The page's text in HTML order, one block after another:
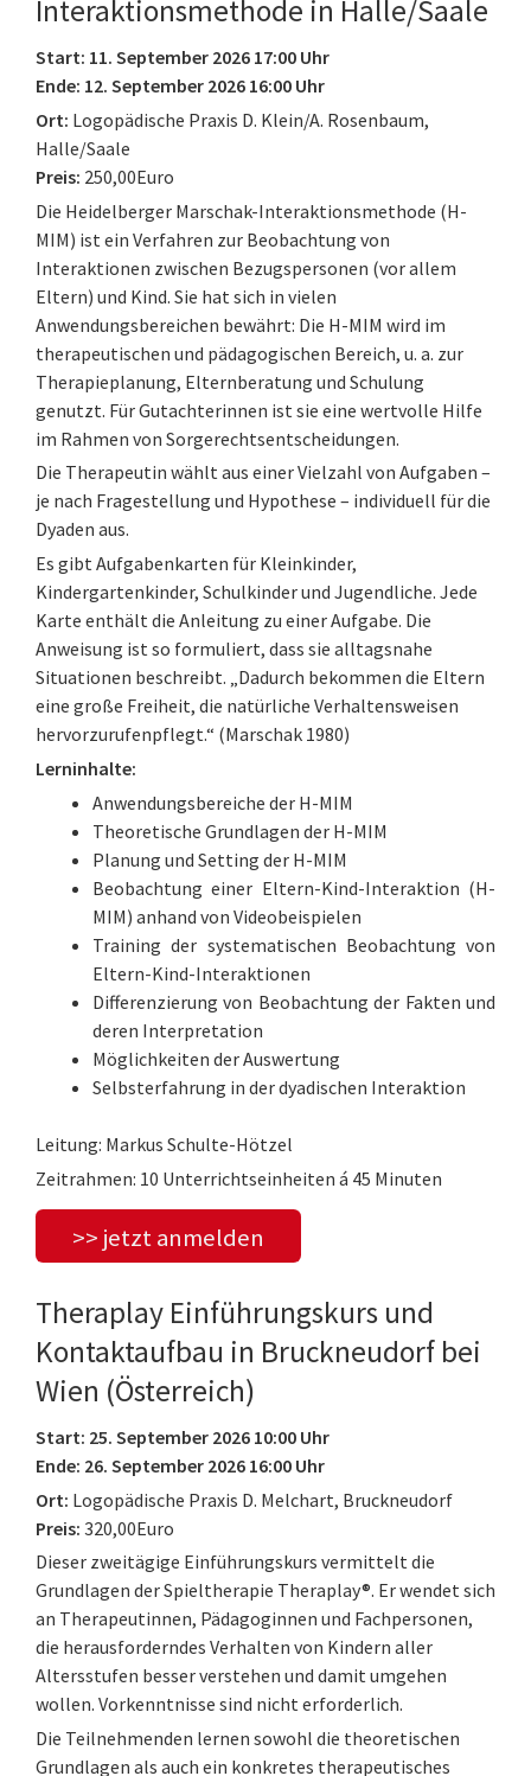
Interaktionsmethode in Halle/Saale
Start: 11. September 2026 17:00 Uhr
Ende: 12. September 2026 16:00 Uhr
Ort: Logopädische Praxis D. Klein/A. Rosenbaum,
Halle/Saale
Preis: 250,00Euro
Die Heidelberger Marschak-Interaktionsmethode (H-
MIM) ist ein Verfahren zur Beobachtung von
Interaktionen zwischen Bezugspersonen (vor allem
Eltern) und Kind. Sie hat sich in vielen
Anwendungsbereichen bewährt: Die H-MIM wird im
therapeutischen und pädagogischen Bereich, u. a. zur
Therapieplanung, Elternberatung und Schulung
genutzt. Für Gutachterinnen ist sie eine wertvolle Hilfe
im Rahmen von Sorgerechtsentscheidungen.
Die Therapeutin wählt aus einer Vielzahl von Aufgaben –
je nach Fragestellung und Hypothese – individuell für die
Dyaden aus.
Es gibt Aufgabenkarten für Kleinkinder,
Kindergartenkinder, Schulkinder und Jugendliche. Jede
Karte enthält die Anleitung zu einer Aufgabe. Die
Anweisung ist so formuliert, dass sie alltagsnahe
Situationen beschreibt. „Dadurch bekommen die Eltern
eine große Freiheit, die natürliche Verhaltensweisen
hervorzurufenpflegt.“ (Marschak 1980)
Lerninhalte:
Anwendungsbereiche der H-MIM
Theoretische Grundlagen der H-MIM
Planung und Setting der H-MIM
Beobachtung einer Eltern-Kind-Interaktion (H-
MIM) anhand von Videobeispielen
Training der systematischen Beobachtung von
Eltern-Kind-Interaktionen
Differenzierung von Beobachtung der Fakten und
deren Interpretation
Möglichkeiten der Auswertung
Selbsterfahrung in der dyadischen Interaktion
Leitung: Markus Schulte-Hötzel
Zeitrahmen: 10 Unterrichtseinheiten á 45 Minuten
>> jetzt anmelden
Theraplay Einführungskurs und
Kontaktaufbau in Bruckneudorf bei
Wien (Österreich)
Start: 25. September 2026 10:00 Uhr
Ende: 26. September 2026 16:00 Uhr
Ort: Logopädische Praxis D. Melchart, Bruckneudorf
Preis: 320,00Euro
Dieser zweitägige Einführungskurs vermittelt die
Grundlagen der Spieltherapie Theraplay®. Er wendet sich
an Therapeutinnen, Pädagoginnen und Fachpersonen,
die herausforderndes Verhalten von Kindern aller
Altersstufen besser verstehen und damit umgehen
wollen. Vorkenntnisse sind nicht erforderlich.
Die Teilnehmenden lernen sowohl die theoretischen
Grundlagen als auch ein konkretes therapeutisches